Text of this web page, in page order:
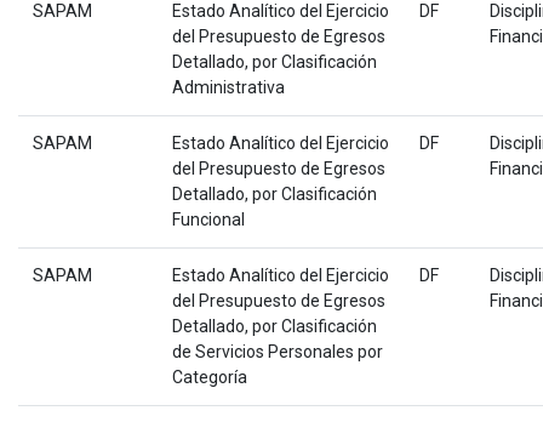
SAPAM
Estado Analítico del Ejercicio
del Presupuesto de Egresos
Detallado, por Clasificación
Administrativa
DF
SAPAM
Estado Analítico del Ejercicio
del Presupuesto de Egresos
Detallado, por Clasificación
Funcional
DF
SAPAM
Estado Analítico del Ejercicio
del Presupuesto de Egresos
Detallado, por Clasificación
de Servicios Personales por
Categoría
DF